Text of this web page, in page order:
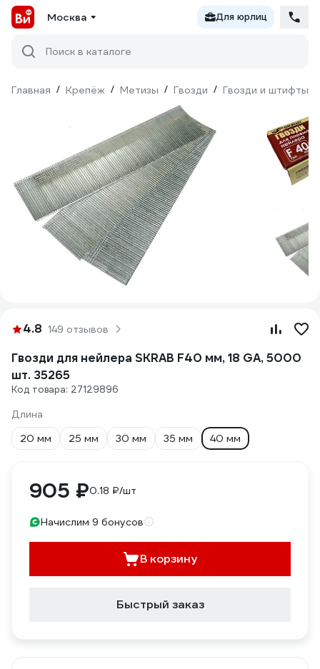
Москва Для юрлиц
Поиск в каталоге
Главная / Крепёж / Метизы / Гвозди / Гвозди и штифты
4.8 149 отзывов
Гвозди для нейлера SKRAB F40 мм, 18 GA, 5000
шт. 35265
Код товара: 27129896
Длина
20 мм
25 мм 30 мм 35 мм 40 мм
905 ₽0.18 ₽/шт
Начислим 9 бонусов
В корзину
Быстрый заказ